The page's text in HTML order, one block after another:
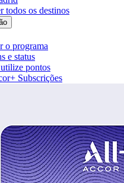
todos os destinos
o programa
e status
pontos
Subscrições